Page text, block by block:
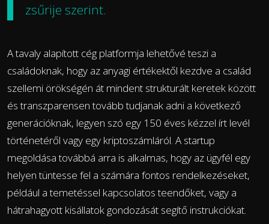
zsűrije szerint.
A tavaly alapított cég platformja lehetővé teszi a
családoknak, hogy az anyagi értékektől kezdve a család
szellemi örökségén át mindent strukturált keretek között
és transzparensen tovább tudjanak adni a következő
generációknak, legyen szó egy 150 éves kézzel írt levél
történetéről vagy egy kriptoszámláról. A startup
megoldása továbbá arra is alkalmas, hogy az ügyfél egy
helyen tüntesse fel a számára fontos rendelkezéseket,
például a temetéssel kapcsolatos teendőket, vagy a
hátrahagyott kisállatok gondozását segítő instrukciókat.